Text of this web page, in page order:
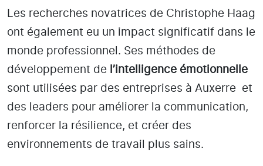
Les recherches novatrices de Christophe Haag
ont également eu un impact significatif dans le
monde professionnel. Ses méthodes de
développement de l’intelligence émotionnelle
sont utilisées par des entreprises à Auxerre
et
des leaders pour améliorer la communication,
renforcer la résilience, et créer des
environnements de travail plus sains.